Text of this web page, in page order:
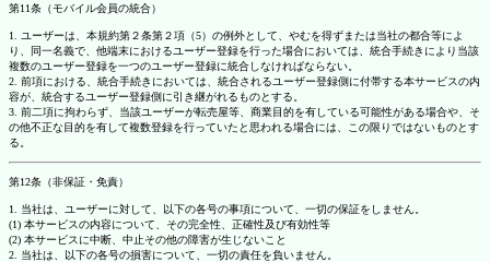
第11条（モバイル会員の統合）
1. ユーザーは、本規約第２条第２項（5）の例外として、やむを得ずまたは当社の都合等によ
り、同一名義で、他端末におけるユーザー登録を行った場合においては、統合手続きにより当該
複数のユーザー登録を一つのユーザー登録に統合しなければならない。
2. 前項における、統合手続きにおいては、統合されるユーザー登録側に付帯する本サービスの内
容が、統合するユーザー登録側に引き継がれるものとする。
3. 前二項に拘わらず、当該ユーザーが転売屋等、商業目的を有している可能性がある場合や、そ
の他不正な目的を有して複数登録を行っていたと思われる場合には、この限りではないものとす
る。
第12条（非保証・免責）
1. 当社は、ユーザーに対して、以下の各号の事項について、一切の保証をしません。
(1) 本サービスの内容について、その完全性、正確性及び有効性等
(2) 本サービスに中断、中止その他の障害が生じないこと
2. 当社は、以下の各号の損害について、一切の責任を負いません。